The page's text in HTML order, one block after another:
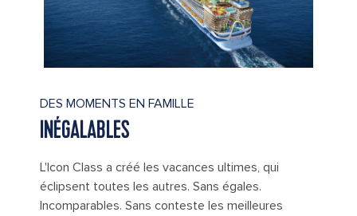
DES MOMENTS EN FAMILLE
INÉGALABLES
L'Icon Class a créé les vacances ultimes, qui
éclipsent toutes les autres. Sans égales.
Incomparables. Sans conteste les meilleures